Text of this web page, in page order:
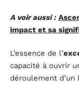
A voir aussi :
impact et sa
L’essence de l’
capacité à ouvrir
déroulement